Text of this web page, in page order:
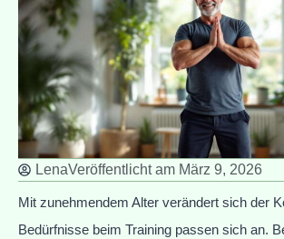
LenaVeröffentlicht am März 9, 2026
Mit zunehmendem Alter verändert sich der
Bedürfnisse beim Training passen sich an.